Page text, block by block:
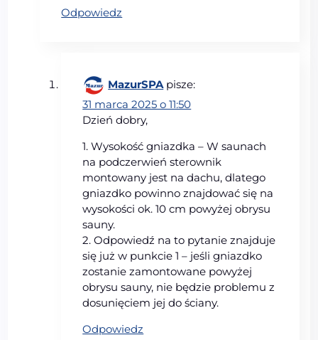
Odpowiedz
MazurSPA pisze:
31 marca 2025 o 11:50
Dzień dobry,
1. Wysokość gniazdka – W saunach
na podczerwień sterownik
montowany jest na dachu, dlatego
gniazdko powinno znajdować się na
wysokości ok. 10 cm powyżej obrysu
sauny.
2. Odpowiedź na to pytanie znajduje
się już w punkcie 1 – jeśli gniazdko
zostanie zamontowane powyżej
obrysu sauny, nie będzie problemu z
dosunięciem jej do ściany.
Odpowiedz